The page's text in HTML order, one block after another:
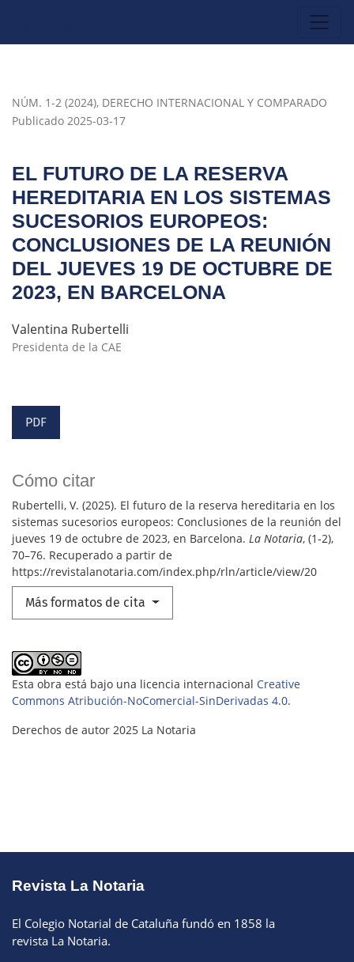
NÚM. 1-2 (2024), DERECHO INTERNACIONAL Y COMPARADO
EL FUTURO DE LA RESERVA
HEREDITARIA EN LOS SISTEMAS
SUCESORIOS EUROPEOS:
CONCLUSIONES DE LA REUNIÓN
DEL JUEVES 19 DE OCTUBRE DE
2023, EN BARCELONA
Publicado 2025-03-17
Valentina Rubertelli
Presidenta de la CAE
PDF
Cómo citar
Rubertelli, V. (2025). El futuro de la reserva hereditaria en los
sistemas sucesorios europeos: Conclusiones de la reunión del
jueves 19 de octubre de 2023, en Barcelona. La Notaria, (1-2),
70–76. Recuperado a partir de
https://revistalanotaria.com/index.php/rln/article/view/20
Más formatos de cita
Esta obra está bajo una licencia internacional Creative
Commons Atribución-NoComercial-SinDerivadas 4.0.
Derechos de autor 2025 La Notaria
Revista La Notaria
El Colegio Notarial de Cataluña fundó en 1858 la
revista La Notaria.